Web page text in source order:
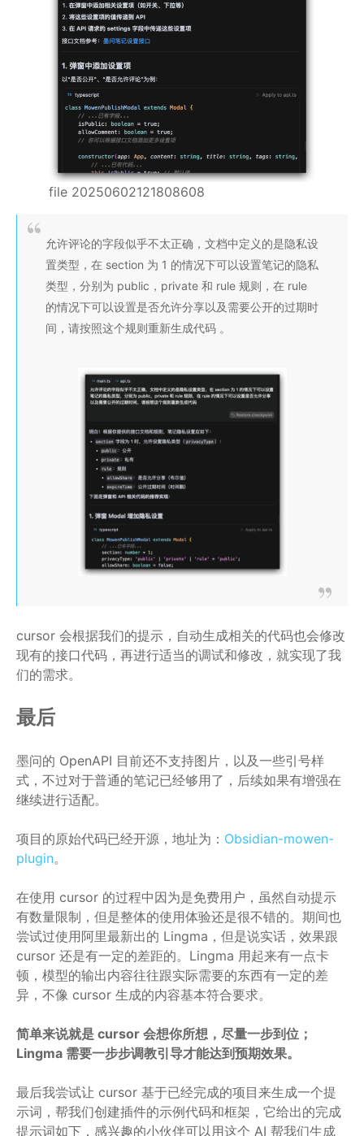
file 20250602121808608
允许评论的字段似乎不太正确，文档中定义的是隐私设
置类型，在 section 为 1 的情况下可以设置笔记的隐私
类型，分别为 public，private 和 rule 规则，在 rule
的情况下可以设置是否允许分享以及需要公开的过期时
间，请按照这个规则重新生成代码 。
cursor 会根据我们的提示，自动生成相关的代码也会修改
现有的接口代码，再进行适当的调试和修改，就实现了我
们的需求。
最后
墨问的 OpenAPI 目前还不支持图片，以及一些引号样
式，不过对于普通的笔记已经够用了，后续如果有增强在
继续进行适配。
项目的原始代码已经开源，地址为： Obsidian-mowen-
plugin。
在使用 cursor 的过程中因为是免费用户，虽然自动提示
有数量限制，但是整体的使用体验还是很不错的。期间也
尝试过使用阿里最新出的 Lingma，但是说实话，效果跟
cursor 还是有一定的差距的。Lingma 用起来有一点卡
顿，模型的输出内容往往跟实际需要的东西有一定的差
异，不像 cursor 生成的内容基本符合要求。
简单来说就是 cursor 会想你所想，尽量一步到位；
Lingma 需要一步步调教引导才能达到预期效果。
最后我尝试让 cursor 基于已经完成的项目来生成一个提
示词，帮我们创建插件的示例代码和框架，它给出的完成
提示词如下，感兴趣的小伙伴可以用这个 AI 帮我们生成